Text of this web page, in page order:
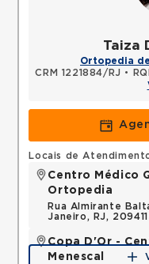
Taiza
Ortopedia
CRM 1221884/RJ •
Locais de
Centro Médico
Ortopedia
Rua Almirante
Janeiro, RJ,
Copa D'Or -
Menescal